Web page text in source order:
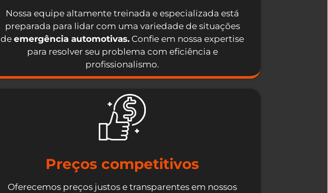
Nossa equipe altamente treinada e especializada está
preparada para lidar com uma variedade de situações
de emergência automotivas. Confie em nossa expertise
para resolver seu problema com eficiência e
profissionalismo.
Preços competitivos
Oferecemos preços justos e transparentes em nossos